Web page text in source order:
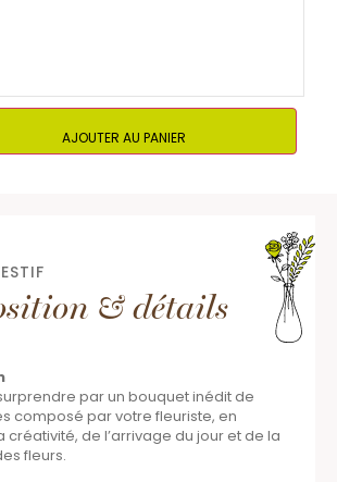
AJOUTER AU PANIER
& détails
par un bouquet inédit de
composé par votre fleuriste, en
créativité, de l’arrivage du jour et de la
fleurs.